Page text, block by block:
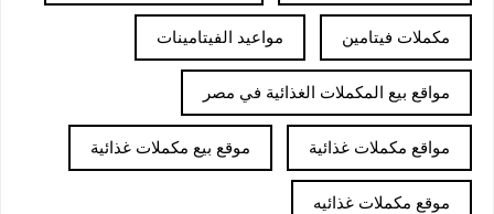
مكملات فيتامين مواعيد الفيتامينات
مواقع بيع المكملات الغذائية في مصر
مواقع مكملات غذائية موقع بيع مكملات غذائية
موقع مكملات غذائيه